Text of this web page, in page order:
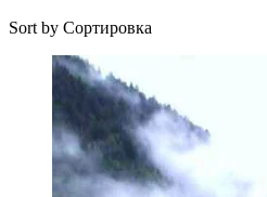
Sort by Сортировка